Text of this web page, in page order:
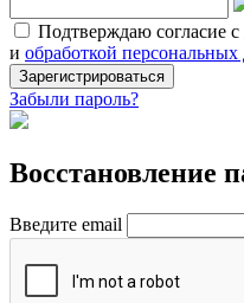
Подтверждаю согласие с
и обработкой
Зарегистрироваться
Забыли пароль?
Восстановление
Введите email